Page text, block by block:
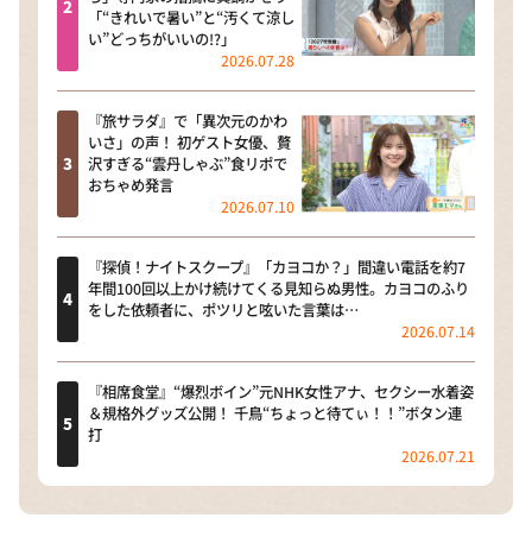
「“きれいで暑い”と“汚くて涼し
い”どっちがいいの!?」
2026.07.28
『旅サラダ』で「異次元のかわ
いさ」の声！ 初ゲスト女優、贅
沢すぎる“雲丹しゃぶ”食リポで
おちゃめ発言
2026.07.10
『探偵！ナイトスクープ』「カヨコか？」間違い電話を約7
年間100回以上かけ続けてくる見知らぬ男性。カヨコのふり
をした依頼者に、ポツリと呟いた言葉は…
2026.07.14
『相席食堂』“爆烈ボイン”元NHK女性アナ、セクシー水着姿
＆規格外グッズ公開！ 千鳥“ちょっと待てぃ！！”ボタン連
打
2026.07.21